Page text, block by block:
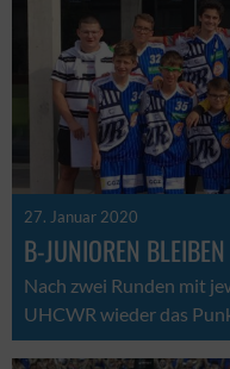
27. Januar 2020
B-JUNIOREN
Nach zwei Runden mit
UHCWR wieder das